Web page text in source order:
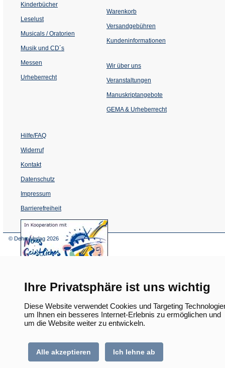
Ihre Privatsphäre ist uns wichtig
Diese Website verwendet Cookies und Targeting
um Ihnen ein besseres Internet-Erlebnis zu ermöglichen und
um die Website weiter zu entwickeln.
Alle akzeptieren Ich lehne ab
Kinderbücher
Leselust
Musicals / Oratorien
Musik und CD´s
Messen
Urheberrecht
Warenkorb
Versandgebühren
Kundeninformationen
Wir über uns
Veranstaltungen
einem
Tab)
Manuskriptangebote
GEMA & Urheberrecht
Hilfe/FAQ
Widerruf
Kontakt
Datenschutz
Impressum
Barrierefreiheit
(Öffnet
in
© Dehm Verlag 2026